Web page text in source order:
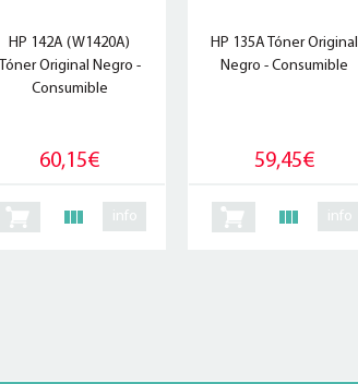
HP 142A (W1420A)
Tóner Original Negro -
Consumible
60,15€
info
HP 135A Tóner Original
Negro - Consumible
59,45€
info